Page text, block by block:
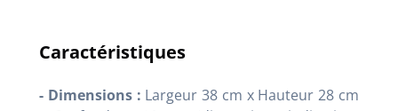
Caractéristiques
- Dimensions : Largeur 38 cm x Hauteur 28 cm